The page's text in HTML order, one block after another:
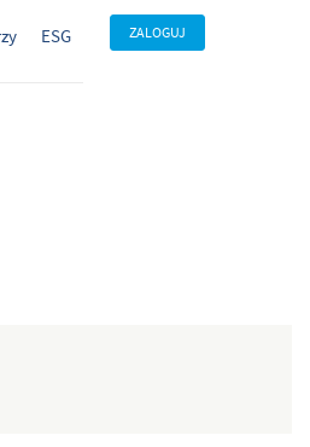
ESG ZALOGUJ